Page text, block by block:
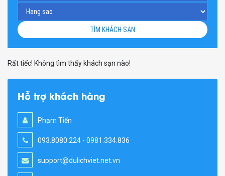
TÌM KHÁCH SẠN
Rất tiếc! Không tìm thấy khách sạn nào!
Hỗ trợ khách hàng
Phạm Tiến
093.8080.224 - 0981.334.836
support@dulichviet.net.vn